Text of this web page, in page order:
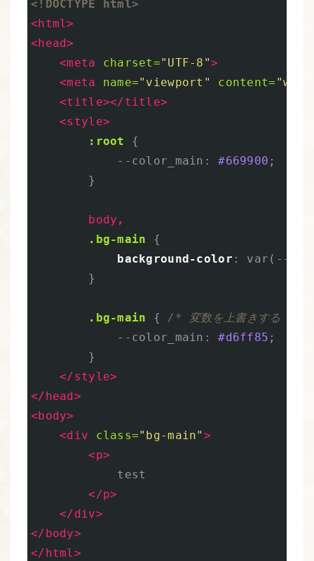
<!DOCTYPE html>
<html>
<head>
<meta
charset="UTF-8">
<meta
name="viewport" content=
<title></title>
<style>
:root
{
--color_main : #669900 ;
}
body ,
.bg-main
{
background-color : var ( --
}
.bg-main {
/* 変数を上書きする */
--color_main : #d6ff85 ;
}
</style>
</head>
<body>
<div
class="bg-main" >
<p>
            test
</p>
</div>
</body>
</html>